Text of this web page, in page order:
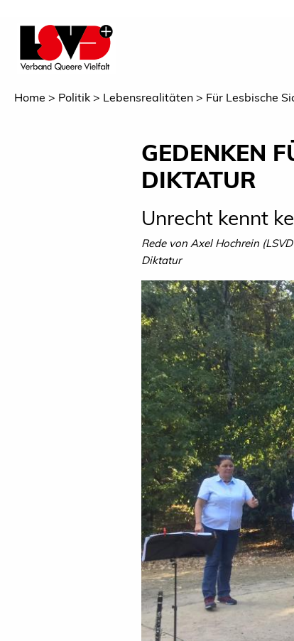
Home Politik Lebensrealitäten Für Lesbische
GEDENKEN
DIKTATUR
Unrecht kennt
Rede von Axel Hochrein
Diktatur